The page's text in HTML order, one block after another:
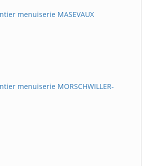
menuiserie MASEVAUX
menuiserie MORSCHWILLER-